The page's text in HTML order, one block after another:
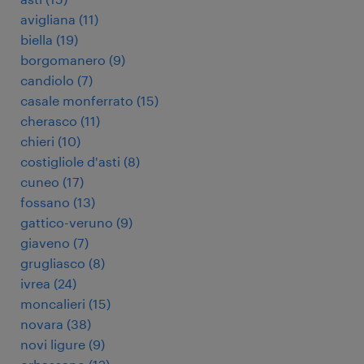
avigliana (11)
biella (19)
borgomanero (9)
candiolo (7)
casale monferrato (15)
cherasco (11)
chieri (10)
costigliole d'asti (8)
cuneo (17)
fossano (13)
gattico-veruno (9)
giaveno (7)
grugliasco (8)
ivrea (24)
moncalieri (15)
novara (38)
novi ligure (9)